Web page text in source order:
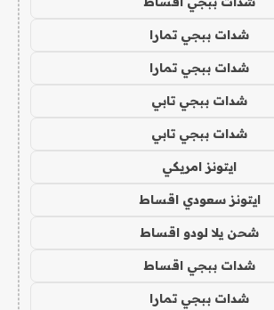
شدات ببجي تمارا
شدات ببجي تمارا
شدات ببجي تابي
شدات ببجي تابي
ايتونز امريكي
ايتونز سعودي اقساط
شحن يلا لودو اقساط
شدات ببجي اقساط
شدات ببجي تمارا